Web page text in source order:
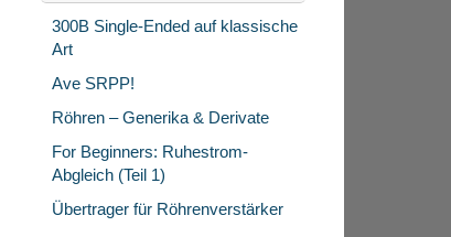
300B Single-Ended auf klassische
Art
Ave SRPP!
Röhren – Generika & Derivate
For Beginners: Ruhestrom-
Abgleich (Teil 1)
Übertrager für Röhrenverstärker